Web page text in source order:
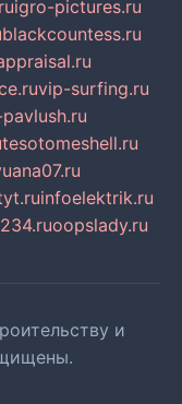
igro-pictures.ru
blackcountess.ru
vip-surfing.ru
tesotomeshell.ru
infoelektrik.ru
oopslady.ru
и